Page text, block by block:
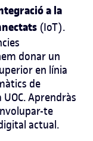
a la
(IoT).
donar un
en línia
de
Aprendràs
te
actual.